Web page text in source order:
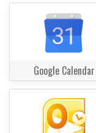
Google Calendar